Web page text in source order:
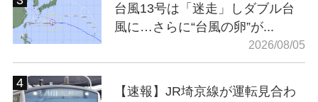
台風13号は「迷走」しダブル台
風に…さらに“台風の卵”が...
2026/08/05
【速報】JR埼京線が運転見合わ